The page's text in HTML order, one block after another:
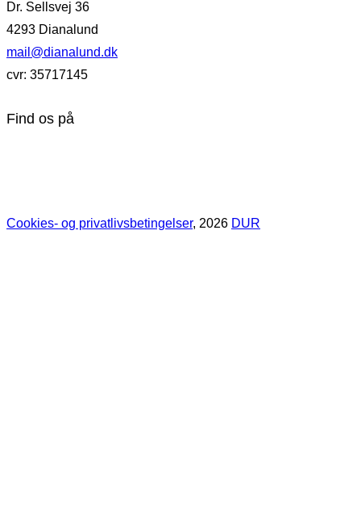
Dr. Sellsvej 36
4293 Dianalund
mail@dianalund.dk
cvr: 35717145
Find os på
Cookies- og privatlivsbetingelser, 2026 DUR